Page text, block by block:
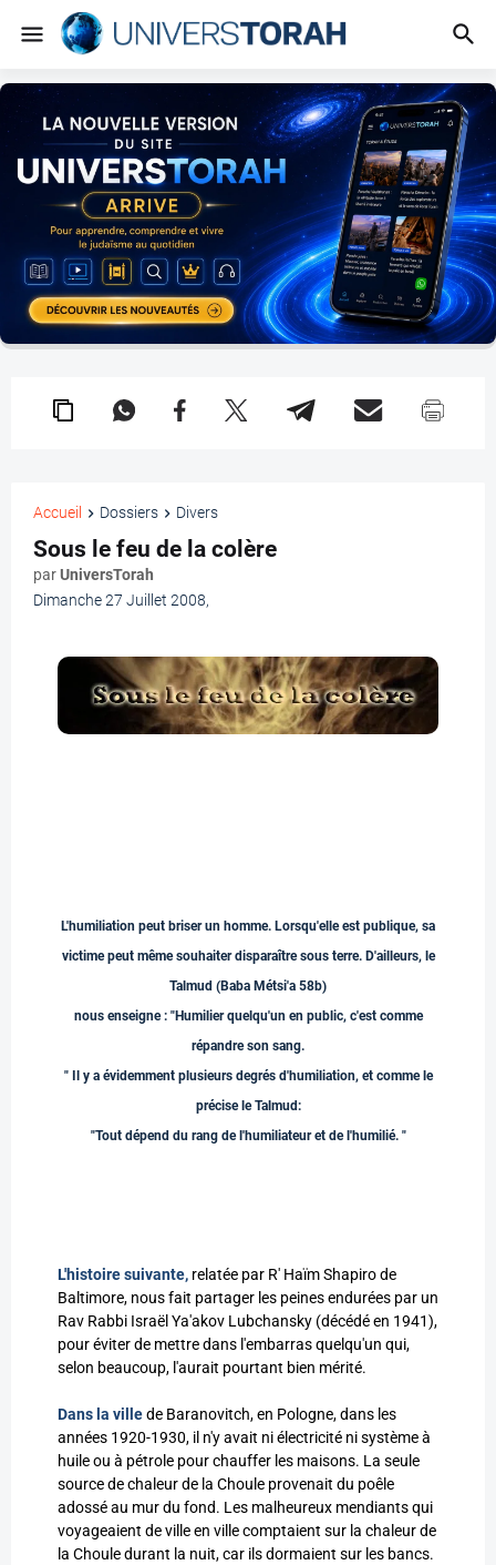
Accueil Dossiers Divers
Sous le feu de la colère
parUniversTorah
Dimanche 27 Juillet 2008,
L'humiliation peut briser un homme. Lorsqu'elle est publique, sa
victime peut même souhaiter disparaître sous terre. D'ailleurs, le
Talmud (Baba Métsi'a 58b)
nous enseigne : "Humilier quelqu'un en public, c'est comme
répandre son sang.
" Il y a évidemment plusieurs degrés d'humiliation, et comme le
précise le Talmud:
"Tout dépend du rang de l'humiliateur et de l'humilié. "
L'histoire suivante, relatée par R' Haïm Shapiro de
Baltimore, nous fait partager les peines endurées par un
Rav Rabbi Israël Ya'akov Lubchansky (décédé en 1941),
pour éviter de mettre dans l'embarras quelqu'un qui,
selon beaucoup, l'aurait pourtant bien mérité.
Dans la villede Baranovitch, en Pologne, dans les
années 1920-1930, il n'y avait ni électricité ni système à
huile ou à pétrole pour chauffer les maisons. La seule
source de chaleur de la Choule provenait du poêle
adossé au mur du fond. Les malheureux mendiants qui
voyageaient de ville en ville comptaient sur la chaleur de
la Choule durant la nuit, car ils dormaient sur les bancs.